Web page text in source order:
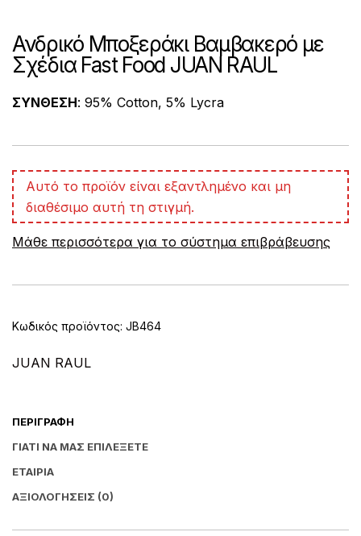
Ανδρικό Μποξεράκι Βαμβακερό με
Σχέδια Fast Food JUAN RAUL
ΣΥΝΘΕΣΗ: 95% Cotton, 5% Lycra
Αυτό το προϊόν είναι εξαντλημένο και μη
διαθέσιμο αυτή τη στιγμή.
Μάθε περισσότερα για το σύστημα επιβράβευσης
Κωδικός προϊόντος: JB464
JUAN RAUL
ΠΕΡΙΓΡΑΦΉ
ΓΙΑΤΊ ΝΑ ΜΑΣ ΕΠΙΛΈΞΕΤΕ
ΕΤΑΙΡΊΑ
ΑΞΙΟΛΟΓΉΣΕΙΣ (0)